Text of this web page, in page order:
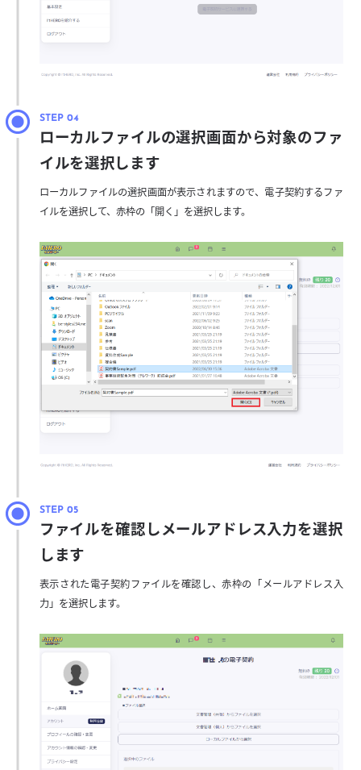
ローカルファイルの選択画面から対象のファ
イルを選択します
ローカルファイルの選択画面が表示されますので、電子契約するファ
イルを選択して、赤枠の「開く」を選択します。
ファイルを確認しメールアドレス入力を選択
します
表示された電子契約ファイルを確認し、赤枠の「メールアドレス入
力」を選択します。